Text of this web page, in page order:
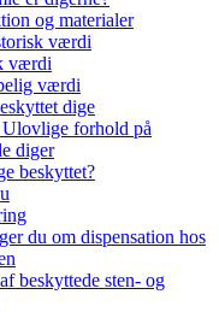
og materialer
værdi
værdi
værdi
dige
forhold på
diger
beskyttet?
du om dispensation hos
beskyttede sten- og